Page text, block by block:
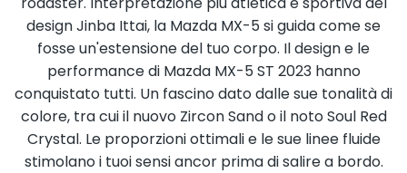
design Jinba Ittai, la Mazda MX-5 si guida come se
fosse un'estensione del tuo corpo. Il design e le
performance di Mazda MX-5 ST 2023 hanno
conquistato tutti. Un fascino dato dalle sue tonalità di
colore, tra cui il nuovo Zircon Sand o il noto Soul Red
Crystal. Le proporzioni ottimali e le sue linee fluide
stimolano i tuoi sensi ancor prima di salire a bordo.